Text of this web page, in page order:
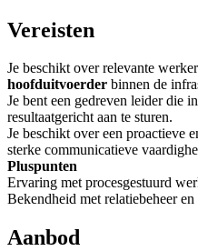
Vereisten
Je beschikt over relevante
hoofduitvoerder binnen de
Je bent een gedreven leider die
resultaatgericht aan te sturen.
Je beschikt over een proactieve
sterke communicatieve
Pluspunten
Ervaring met procesgestuurd
Bekendheid met relatiebeheer
Aanbod